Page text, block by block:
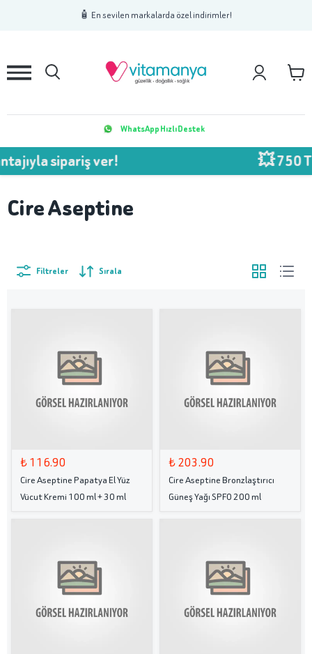
🧴 En sevilen markalarda özel indirimler!
2 3
WhatsApp Hızlı Destek
sipariş ver! 💥 750 TL
Cire Aseptine
Filtreler Sırala
₺ 116.90
Cire Aseptine Papatya El Yüz
Vücut Kremi 100 ml + 30 ml
₺ 203.90
Cire Aseptine Bronzlaştırıcı
Güneş Yağı SPF0 200 ml